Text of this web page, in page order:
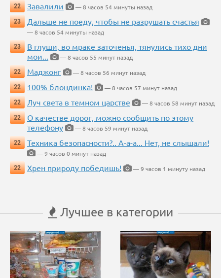
22
Завалили
— 8 часов 54 минуты назад
23
Дальше не поеду, чтобы не разрушать счастья
— 8 часов 54 минуты назад
23
В глуши, во мраке заточенья, тянулись тихо дни
мои...
— 8 часов 55 минут назад
22
Маджонг
— 8 часов 56 минут назад
22
100% блондинка!
— 8 часов 57 минут назад
22
Луч света в темном царстве
— 8 часов 58 минут назад
22
О качестве дорог, можно сообщить по этому
телефону
— 8 часов 59 минут назад
22
Техника безопасности?.. А-а-а... Нет, не слышали!
— 9 часов 0 минут назад
22
Хрен природу победишь! — 9 часов 1 минуту назад
Лучшее в категории